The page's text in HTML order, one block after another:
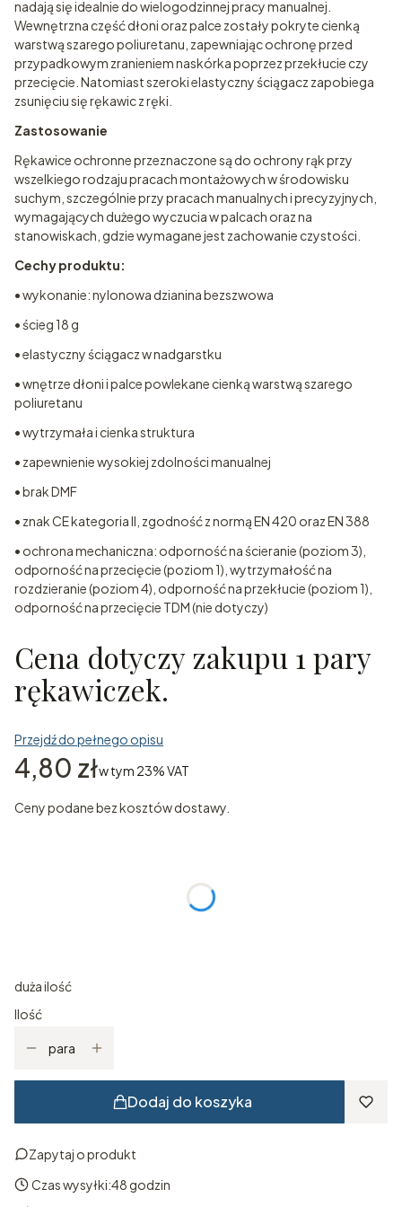
nadają się idealnie do wielogodzinnej pracy manualnej.
Wewnętrzna część dłoni oraz palce zostały pokryte cienką
warstwą szarego poliuretanu, zapewniając ochronę przed
przypadkowym zranieniem naskórka poprzez przekłucie czy
przecięcie. Natomiast szeroki elastyczny ściągacz zapobiega
zsunięciu się rękawic z ręki.
Zastosowanie
Rękawice ochronne przeznaczone są do ochrony rąk przy
wszelkiego rodzaju pracach montażowych w środowisku
suchym, szczególnie przy pracach manualnych i precyzyjnych,
wymagających dużego wyczucia w palcach oraz na
stanowiskach, gdzie wymagane jest zachowanie czystości.
Cechy produktu:
• wykonanie: nylonowa dzianina bezszwowa
• ścieg 18 g
• elastyczny ściągacz w nadgarstku
• wnętrze dłoni i palce powlekane cienką warstwą szarego
poliuretanu
• wytrzymała i cienka struktura
• zapewnienie wysokiej zdolności manualnej
• brak DMF
• znak CE kategoria II, zgodność z normą EN 420 oraz EN 388
• ochrona mechaniczna: odporność na ścieranie (poziom 3),
odporność na przecięcie (poziom 1), wytrzymałość na
rozdzieranie (poziom 4), odporność na przekłucie (poziom 1),
odporność na przecięcie TDM (nie dotyczy)
Cena dotyczy zakupu 1 pary
rękawiczek.
Przejdź do pełnego opisu
Cena
4,80 złw tym 23% VAT
w tym 23%VAT
Ceny podane bez kosztów dostawy.
duża ilość
Ilość
para
Dodaj do koszyka
Zapytaj o produkt
Czas wysyłki:48 godzin